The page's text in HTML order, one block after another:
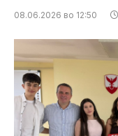
08.06.2026 во 12:50